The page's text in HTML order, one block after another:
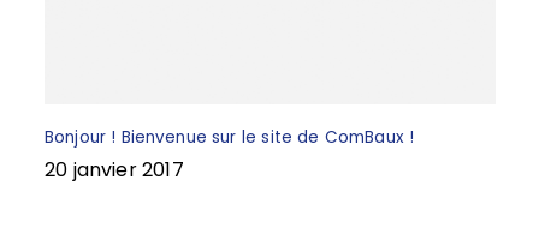
Bonjour ! Bienvenue sur le site de ComBaux !
20 janvier 2017